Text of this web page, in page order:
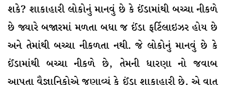
શકે? શાકાહારી લોકોનું માનવું છે કે ઈંડામાંથી બચ્ચા નીકળે
છે જ્યારે બજારમાં મળતા બધા જ ઈંડા ફર્ટિલાઇઝર હોય છે
અને તેમાંથી બચ્ચા નીકળતા નથી. જે લોકોનું માનવું છે કે
ઈંડામાંથી બચ્ચા નીકળે છે, તેમની ધારણા નો જવાબ